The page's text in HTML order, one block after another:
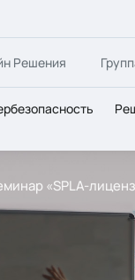
Решения
«SPLA-